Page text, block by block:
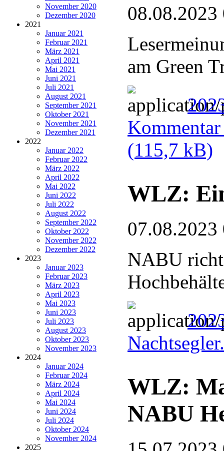
November 2020
Dezember 2020
2021
Januar 2021
Februar 2021
März 2021
April 2021
Mai 2021
Juni 2021
Juli 2021
August 2021
September 2021
Oktober 2021
November 2021
Dezember 2021
2022
Januar 2022
Februar 2022
März 2022
April 2022
Mai 2022
Juni 2022
Juli 2022
August 2022
September 2022
Oktober 2022
November 2022
Dezember 2022
2023
Januar 2023
Februar 2023
März 2023
April 2023
Mai 2023
Juni 2023
Juli 2023
August 2023
Oktober 2023
November 2023
2024
Januar 2024
Februar 2024
März 2024
April 2024
Mai 2024
Juni 2024
Juli 2024
Oktober 2024
November 2024
2025
08.08.2023
am Green
(115,7 kB)
WLZ:
07.08.2023
NABU
WLZ:
NABU